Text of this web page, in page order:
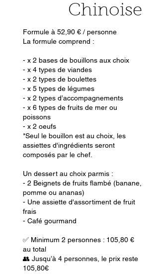
Chinoise
Formule à 52,90 € / personne
La formule comprend :
- x 2 bases de bouillons aux choix
- x 4 types de viandes
- x 2 types de boulettes
- x 5 types de légumes
- x 2 types d’accompagnements
- x 6 types de fruits de mer ou
poissons
- x 2 oeufs
*Seul le bouillon est au choix, les
assiettes d'ingrédients seront
composés par le chef.
Un dessert au choix parmis :
- 2 Beignets de fruits flambé (banane,
pomme ou ananas)
- Une assiette d'assortiment de fruit
frais
- Café gourmand
✅ Minimum 2 personnes : 105,80 €
au total
👥 Jusqu’à 4 personnes, le prix reste
105,80€